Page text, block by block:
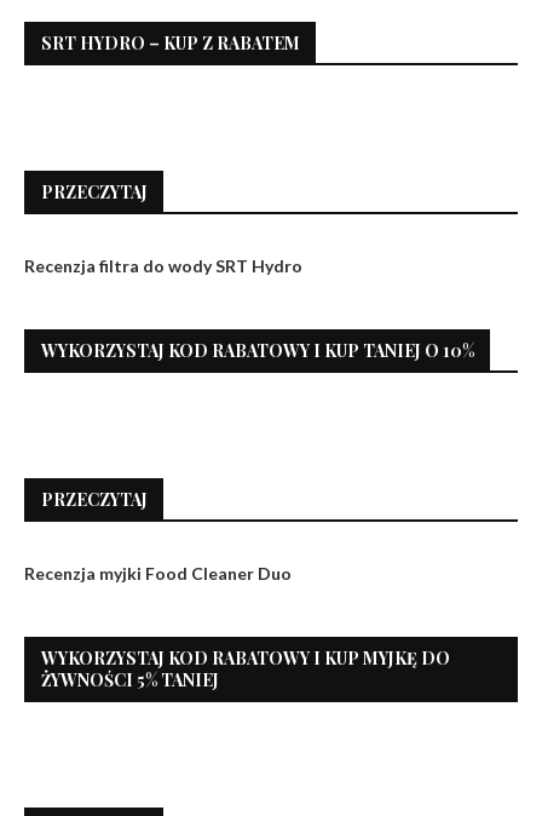
SRT HYDRO – KUP Z RABATEM
PRZECZYTAJ
Recenzja filtra do wody SRT Hydro
WYKORZYSTAJ KOD RABATOWY I KUP TANIEJ O 10%
PRZECZYTAJ
Recenzja myjki Food Cleaner Duo
WYKORZYSTAJ KOD RABATOWY I KUP MYJKĘ DO
ŻYWNOŚCI 5% TANIEJ